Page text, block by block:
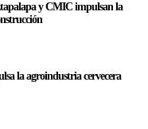
y CMIC impulsan la
la agroindustria cervecera